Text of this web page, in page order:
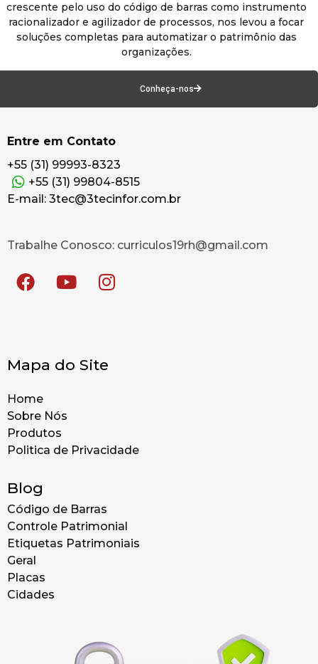
crescente pelo uso do código de barras como instrumento
racionalizador e agilizador de processos, nos levou a focar
soluções completas para automatizar o patrimônio das
organizações.
Conheça-nos
Entre em Contato
+55 (31) 99993-8323
+55 (31) 99804-8515
E-mail: 3tec@3tecinfor.com.br
Trabalhe Conosco: curriculos19rh@gmail.com
Mapa do Site
Home
Sobre Nós
Produtos
Politica de Privacidade
Blog
Código de Barras
Controle Patrimonial
Etiquetas Patrimoniais
Geral
Placas
Cidades